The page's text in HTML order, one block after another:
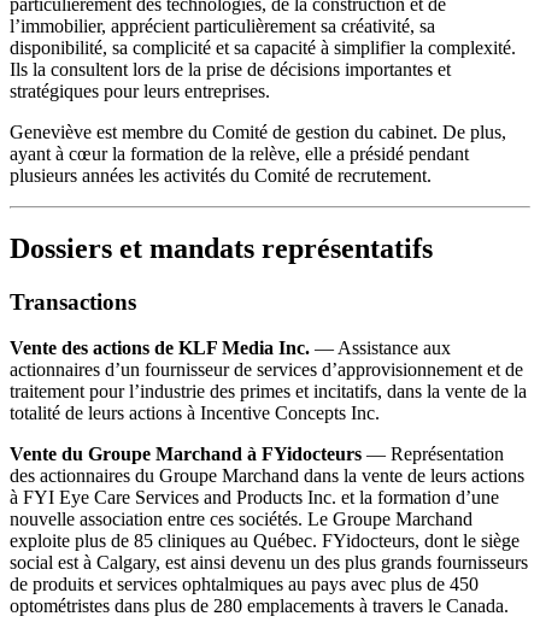
l’immobilier, apprécient particulièrement sa créativité, sa
disponibilité, sa complicité et sa capacité à simplifier la complexité.
Ils la consultent lors de la prise de décisions importantes et
stratégiques pour leurs entreprises.
Geneviève est membre du Comité de gestion du cabinet. De plus,
ayant à cœur la formation de la relève, elle a présidé pendant
plusieurs années les activités du Comité de recrutement.
Dossiers et mandats représentatifs
Transactions
Vente des actions de KLF Media Inc. — Assistance aux
actionnaires d’un fournisseur de services d’approvisionnement et de
traitement pour l’industrie des primes et incitatifs, dans la vente de la
totalité de leurs actions à Incentive Concepts Inc.
Vente du Groupe Marchand à FYidocteurs — Représentation
des actionnaires du Groupe Marchand dans la vente de leurs actions
à FYI Eye Care Services and Products Inc. et la formation d’une
nouvelle association entre ces sociétés. Le Groupe Marchand
exploite plus de 85 cliniques au Québec. FYidocteurs, dont le siège
social est à Calgary, est ainsi devenu un des plus grands fournisseurs
de produits et services ophtalmiques au pays avec plus de 450
optométristes dans plus de 280 emplacements à travers le Canada.